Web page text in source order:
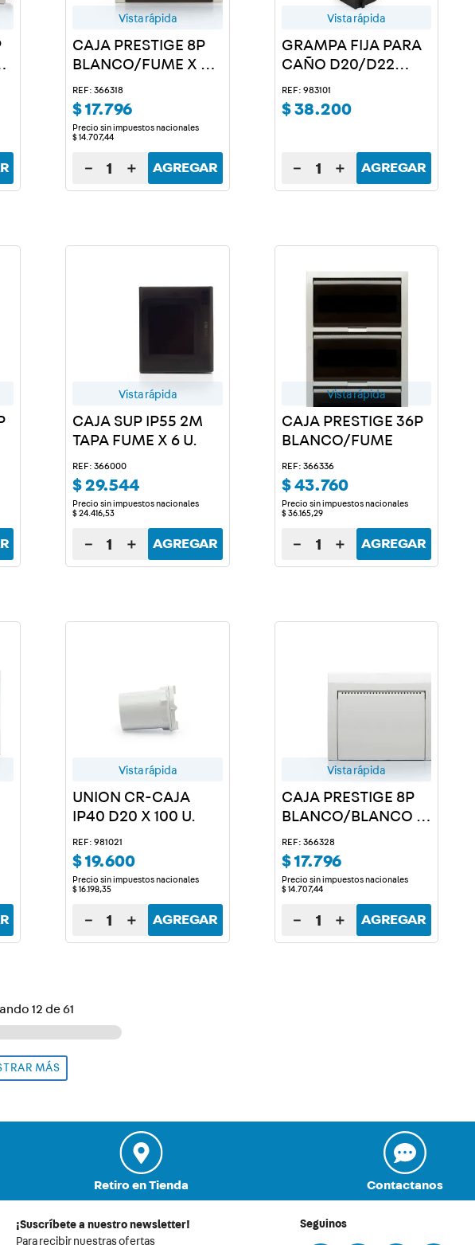
Vista rápida
CAJA PRESTIGE 8P
BLANCO/FUME X 2
U.
REF: 366318
$17.796
Precio sin impuestos nacionales
$ 14 .707,44
＋
－ AGREGAR
Vista rápida
GRAMPA FIJA PARA
CAÑO D20/D22
NEGRO X 200 U.
REF: 983101
$38.200
＋
－ AGREGAR
Vista rápida
CAJA SUP IP55 2M
TAPA FUME X 6 U.
REF: 366000
$29.544
Precio sin impuestos nacionales
$ 24 .416,53
＋
－ AGREGAR
Vista rápida
CAJA PRESTIGE 36P
BLANCO/FUME
REF: 366336
$43.760
Precio sin impuestos nacionales
$ 36.165,29
＋
－ AGREGAR
Vista rápida
UNION CR-CAJA
IP40 D20 X 100 U.
REF: 981021
$19.600
Precio sin impuestos nacionales
$ 16.198,35
＋
－ AGREGAR
Vista rápida
CAJA PRESTIGE 8P
BLANCO/BLANCO X
2 U.
REF: 366328
$17.796
Precio sin impuestos nacionales
$ 14. 707,44
＋
－ AGREGAR
12 de 61
Retiro en Tienda Contactanos
¡Suscríbete a nuestro newsletter!
Para recibir nuestras ofertas
Seguinos